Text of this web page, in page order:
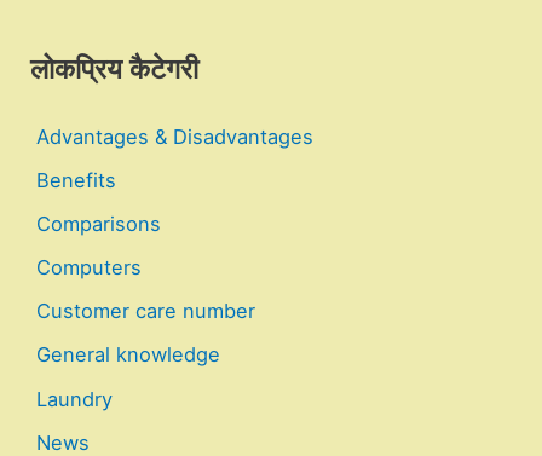
लोकप्रिय कैटेगरी
Advantages & Disadvantages
Benefits
Comparisons
Computers
Customer care number
General knowledge
Laundry
News